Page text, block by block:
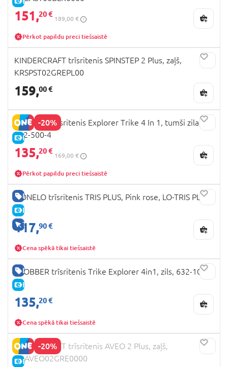
151,20 €
189,00 €
Pērkot papildu preci tiešsaistē
KINDERCRAFT trīsritenis SPINSTEP 2 Plus, zaļš,
KRSPST02GREPL00
159,00 €
-20%
E-CENA
GLOBBER trīsritenis Explorer Trike 4 In 1, tumši zila,
632-500-4
135,20 €
169,00 €
Pērkot papildu preci tiešsaistē
LABA CENA
E-CENA
TIKAI TIEŠSAISTĒ
LIONELO trīsritenis TRIS PLUS, Pink rose, LO-TRIS PLUS
117,90 €
Cena spēkā tikai tiešsaistē
LABA CENA
E-CENA
GLOBBER trīsritenis Trike Explorer 4in1, zils, 632-105
135,20 €
Cena spēkā tikai tiešsaistē
-20%
E-CENA
KINDERCRAFT trīsritenis AVEO 2 Plus, zaļš,
KRAVEO02GRE0000